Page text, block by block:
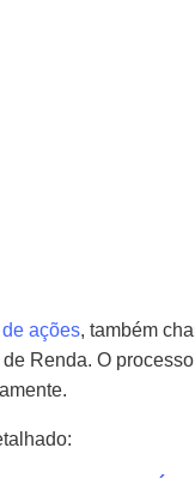
ações, também
Renda. O